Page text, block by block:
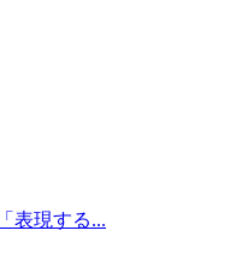
表現する...